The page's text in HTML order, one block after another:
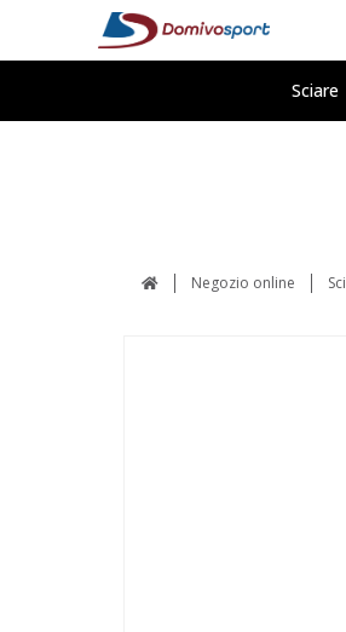
Sciare
Negozio online